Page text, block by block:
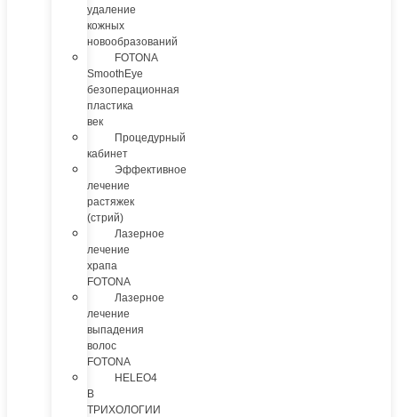
удаление
кожных
новообразований
FOTONA
SmoothEye
безоперационная
пластика
век
Процедурный
кабинет
Эффективное
лечение
растяжек
(стрий)
Лазерное
лечение
храпа
FOTONA
Лазерное
лечение
выпадения
волос
FOTONA
HELEO4
В
ТРИХОЛОГИИ